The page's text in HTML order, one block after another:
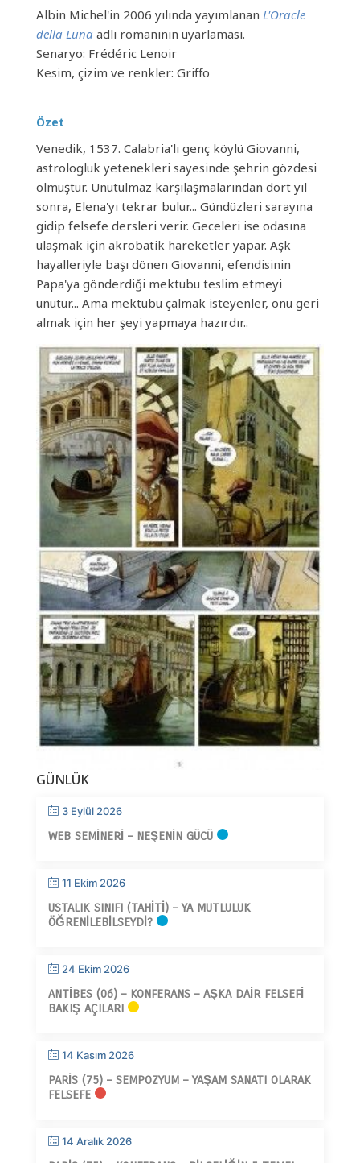
Albin Michel'in 2006 yılında yayımlanan L'Oracle
della Lunaadlı romanının uyarlaması.
Senaryo: Frédéric Lenoir
Kesim, çizim ve renkler: Griffo
Özet
Venedik, 1537. Calabria'lı genç köylü Giovanni,
astrologluk yetenekleri sayesinde şehrin gözdesi
olmuştur. Unutulmaz karşılaşmalarından dört yıl
sonra, Elena'yı tekrar bulur... Gündüzleri sarayına
gidip felsefe dersleri verir. Geceleri ise odasına
ulaşmak için akrobatik hareketler yapar. Aşk
hayalleriyle başı dönen Giovanni, efendisinin
Papa'ya gönderdiği mektubu teslim etmeyi
unutur... Ama mektubu çalmak isteyenler, onu geri
almak için her şeyi yapmaya hazırdır..
GÜNLÜK
3 Eylül 2026
WEB SEMINERI – NEŞENIN GÜCÜ
11 Ekim 2026
USTALIK SINIFI (TAHITI) – YA MUTLULUK
ÖĞRENILEBILSEYDI?
24 Ekim 2026
ANTIBES (06) – KONFERANS – AŞKA DAIR FELSEFI
BAKIŞ AÇILARI
14 Kasım 2026
PARIS (75) – SEMPOZYUM – YAŞAM SANATI OLARAK
FELSEFE
14 Aralık 2026